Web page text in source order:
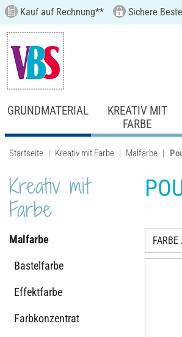
Kauf auf Rechnung** Sichere
GRUNDMATERIAL
KREATIV MIT
FARBE
Startseite Kreativ mit Farbe Malfarbe
Kreativ mit
Farbe
Malfarbe
Bastelfarbe
Effektfarbe
Farbkonzentrat
FARBE